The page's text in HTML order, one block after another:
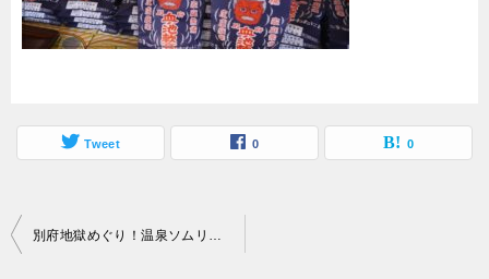
Tweet 0 0
投
別府地獄めぐり！温泉ソムリエがおすすめコース・所要時間・お得な割引料金をレポート